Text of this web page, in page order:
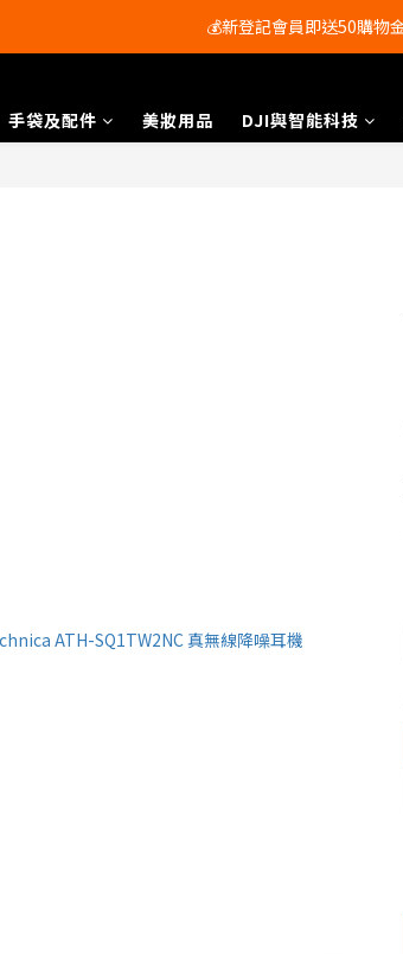
會員尊享購物滿$250即享免運
💰新登記會員即送50購物
手袋及配件 美妝用品 DJI與智能科技